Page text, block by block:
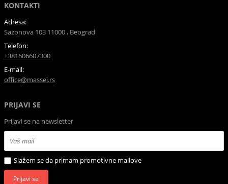
KONTAKTI
Adresa:
Sazonova 103 11000 , Beograd
Telefon:
+381606607300
E-mail:
office@massei.rs
PRIJAVI SE
Prijavi se na newsletter
Slažem se da primam promotivne mailove
Prijavi se